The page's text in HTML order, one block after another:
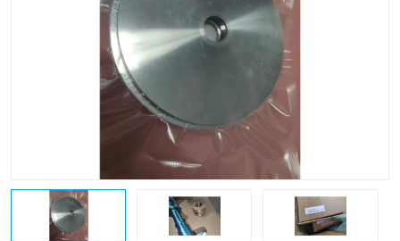
美国寿力空压机零部件 英格索兰离心机空滤芯
英格索兰COOPER离心机 库伯卡麦隆离心机零件
离心式压缩机高速转子组
复盛离心机零件 中冷耐高温气侧密封胶垫
空气过滤器 阿特拉斯
冷却器 复盛FS-elliott离心机零件